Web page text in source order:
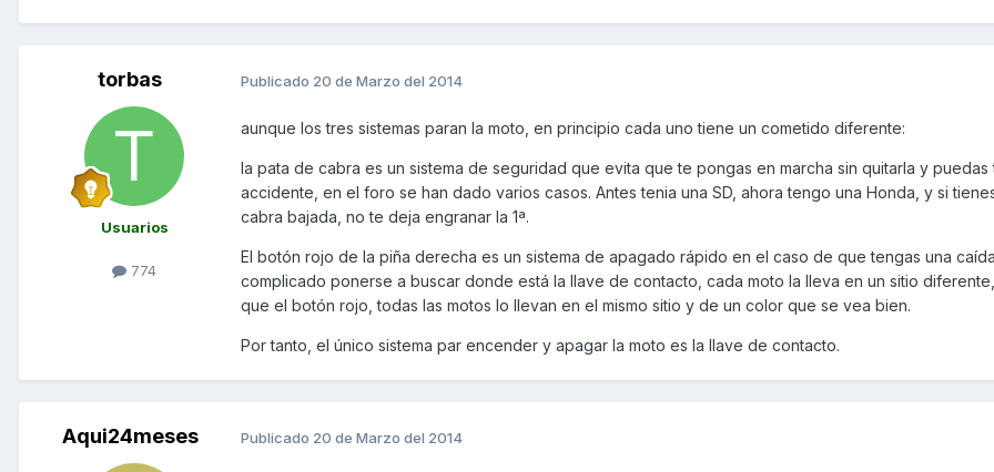
torbas
Usuarios
774
Publicado 20 de Marzo del 2014
aunque los tres sistemas paran la moto, en principio cada uno tiene un cometido diferente:
la pata de cabra es un sistema de seguridad que evita que te pongas en marcha sin quitarla y puedas
accidente, en el foro se han dado varios casos. Antes tenia una SD, ahora tengo una Honda, y si
cabra bajada, no te deja engranar la 1ª.
El botón rojo de la piña derecha es un sistema de apagado rápido en el caso de que tengas una
complicado ponerse a buscar donde está la llave de contacto, cada moto la lleva en un sitio
que el botón rojo, todas las motos lo llevan en el mismo sitio y de un color que se vea bien.
Por tanto, el único sistema par encender y apagar la moto es la llave de contacto.
Aqui24meses Publicado 20 de Marzo del 2014